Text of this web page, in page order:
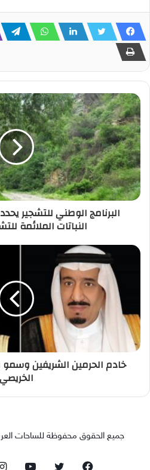
النباتات الملائمة
خادم الحرمين الشريفين
الخريصي
جميع الحقوق محفوظة للساحات
فيسبوك تويتر